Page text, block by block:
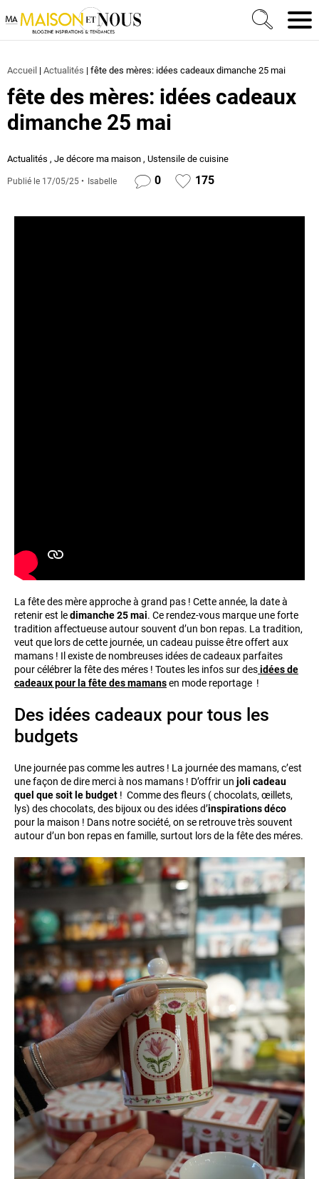
Ma Maison et Nous Construction, rénovation &
Accueil | Actualités | fête des mères: idées cadeaux dimanche 25 mai
fête des mères: idées cadeaux
dimanche 25 mai
Actualités , Je décore ma maison , Ustensile de cuisine
Publié le 17/05/25 Isabelle 0 175
La fête des mère approche à grand pas ! Cette année, la date à
retenir est ledimanche 25 mai. Ce rendez-vous marque une forte
tradition affectueuse autour souvent d’un bon repas. La tradition,
veut que lors de cette journée, un cadeau puisse être offert aux
mamans ! Il existe de nombreuses idées de cadeaux parfaites
pour célébrer la fête des méres ! Toutes les infos sur desidées de
cadeaux pour la fête des mamansen mode reportage !
Des idées cadeaux pour tous les
budgets
Une journée pas comme les autres ! La journée des mamans, c’est
une façon de dire merci à nos mamans ! D’offrir un joli cadeau
quel que soit le budget ! Comme des fleurs ( chocolats, œillets,
lys) des chocolats, des bijoux ou des idées d’inspirations déco
pour la maison ! Dans notre société, on se retrouve très souvent
autour d’un bon repas en famille, surtout lors de la fête des méres.